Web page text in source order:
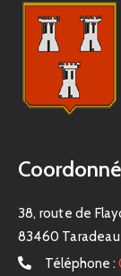
38, route de
83460 Taradeau
Téléphone :